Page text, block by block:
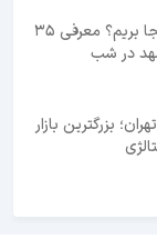
شب‌های مشهد کجا بریم؟ معرفی 35
در شب
بزرگترین بازار